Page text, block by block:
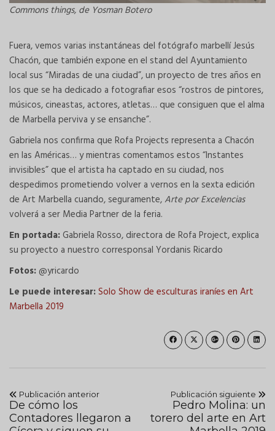
Commons things, de Yosman Botero
Fuera, vemos varias instantáneas del fotógrafo marbellí Jesús
Chacón, que también expone en el stand del Ayuntamiento
local sus “Miradas de una ciudad”, un proyecto de tres años en
los que se ha dedicado a fotografiar esos “rostros de pintores,
músicos, cineastas, actores, atletas… que consiguen que el alma
de Marbella perviva y se ensanche”.
Gabriela nos confirma que Rofa Projects representa a Chacón
en las Américas… y mientras comentamos estos “Instantes
invisibles” que el artista ha captado en su ciudad, nos
despedimos prometiendo volver a vernos en la sexta edición
de Art Marbella cuando, seguramente,Arte por Excelencias
volverá a ser Media Partner de la feria.
En portada:Gabriela Rosso, directora de Rofa Project, explica
su proyecto a nuestro corresponsal Yordanis Ricardo
Fotos:@yricardo
Le puede interesar:Solo Show de esculturas iraníes en Art
Marbella 2019
Publicación anterior
De cómo los
Contadores llegaron a
Publicación siguiente
Pedro Molina: un
torero del arte en Art